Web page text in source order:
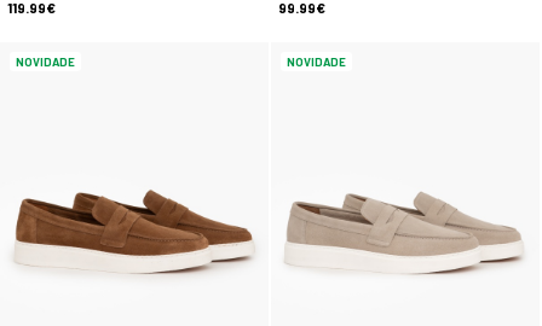
119.99€
99.99€
NOVIDADE NOVIDADE